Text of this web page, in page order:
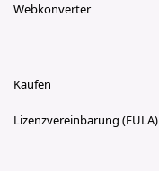
Webkonverter
Kaufen
Lizenzvereinbarung (EULA)